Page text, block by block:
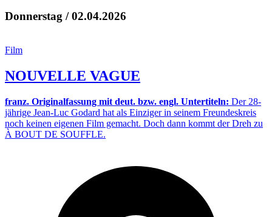
Donnerstag / 02.04.2026
Film
NOUVELLE VAGUE
franz. Originalfassung mit deut. bzw. engl. Untertiteln: Der 28-
jährige Jean-Luc Godard hat als Einziger in seinem Freundeskreis
noch keinen eigenen Film gemacht. Doch dann kommt der Dreh zu
À BOUT DE SOUFFLE.